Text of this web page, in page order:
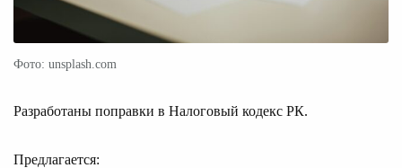
Фото: unsplash.com
Разработаны поправки в Налоговый кодекс РК.
Предлагается: